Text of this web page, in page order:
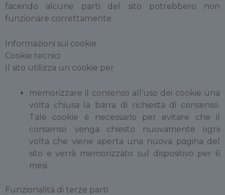
facendo alcune parti del sito potrebbero non
funzionare correttamente.
Informazioni sui cookie
Cookie tecnici
Il sito utilizza un cookie per
memorizzare il consenso all’uso dei cookie una
volta chiusa la barra di richiesta di consenso.
Tale cookie è necessario per evitare che il
consenso venga chiesto nuovamente ogni
volta che viene aperta una nuova pagina del
sito e verrà memorizzato sul dispositivo per 6
mesi.
Funzionalità di terze parti